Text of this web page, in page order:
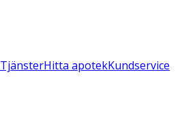
TjänsterHitta apotekKundservice